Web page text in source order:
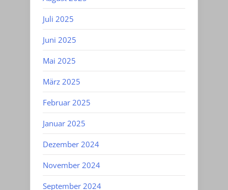
Juli 2025
Juni 2025
Mai 2025
März 2025
Februar 2025
Januar 2025
Dezember 2024
November 2024
September 2024